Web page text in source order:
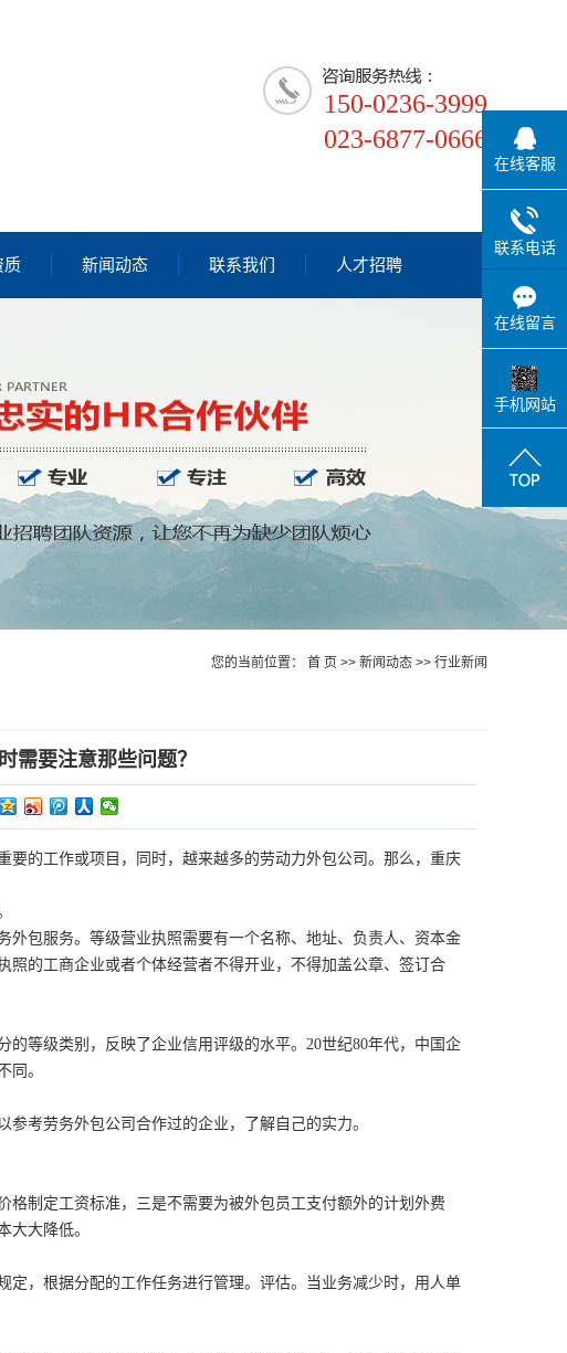
150-0236-3999
023-6877-0666
质
新闻动态
联系我们 人才招聘
您的当前位置： 首 页 >> 新闻动态 >> 行业新闻
需要注意那些问题？
的工作或项目，同时，越来越多的劳动力外包公司。那么，重庆
包服务。等级营业执照需要有一个名称、地址、负责人、资本金
的工商企业或者个体经营者不得开业，不得加盖公章、签订合
等级类别，反映了企业信用评级的水平。20世纪80年代，中国企
同。
考劳务外包公司合作过的企业，了解自己的实力。
制定工资标准，三是不需要为被外包员工支付额外的计划外费
大大降低。
，根据分配的工作任务进行管理。评估。当业务减少时，用人单
在线客服
联系电话
在线留言
手机网站